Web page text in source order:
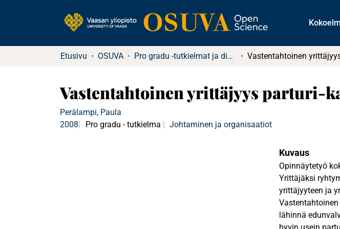
Etusivu OSUVA Pro gradu -tutkielmat ja diplomityöt (rajattu saatavuus)
Vastentahtoinen yrittäjyys parturi-
Perälampi, Paula
2008
Pro gradu - tutkielma Johtaminen ja organisaatiot
Kuvaus
Opinnäytetyö
Yrittäjäksi
yrittäjyyteen ja
lähinnä